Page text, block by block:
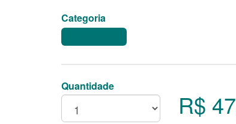
Categoria
Quantidade
R$